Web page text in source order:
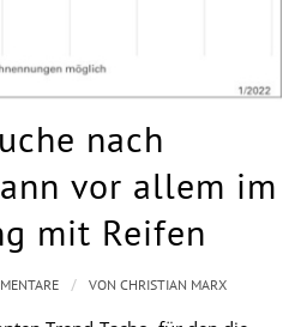
nach
vor allem im
mit Reifen
/ VONCHRISTIAN MARX